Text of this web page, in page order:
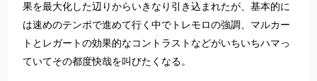
果を最大化した辺りからいきなり引き込まれたが、基本的に
は速めのテンポで進めて行く中でトレモロの強調、マルカー
トとレガートの効果的なコントラストなどがいちいちハマっ
ていてその都度快哉を叫びたくなる。​